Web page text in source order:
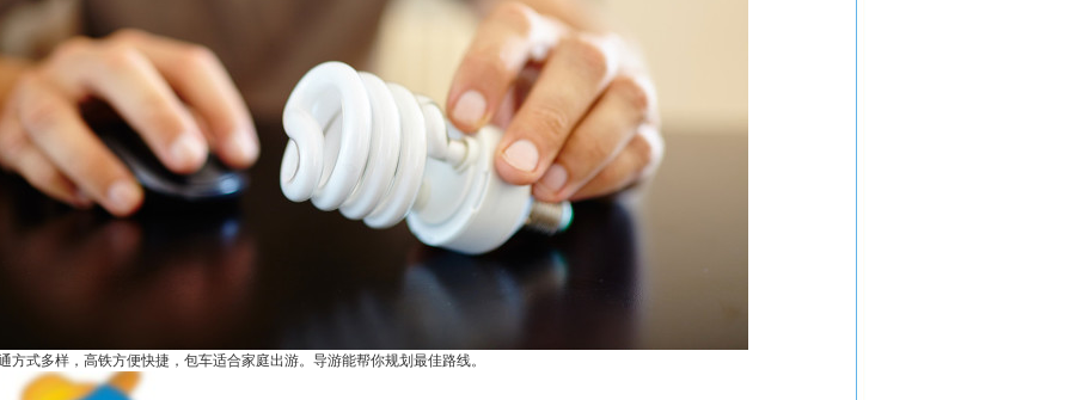
方式多样，高铁方便快捷，包车适合家庭出游。导游能帮你规划最佳路线。